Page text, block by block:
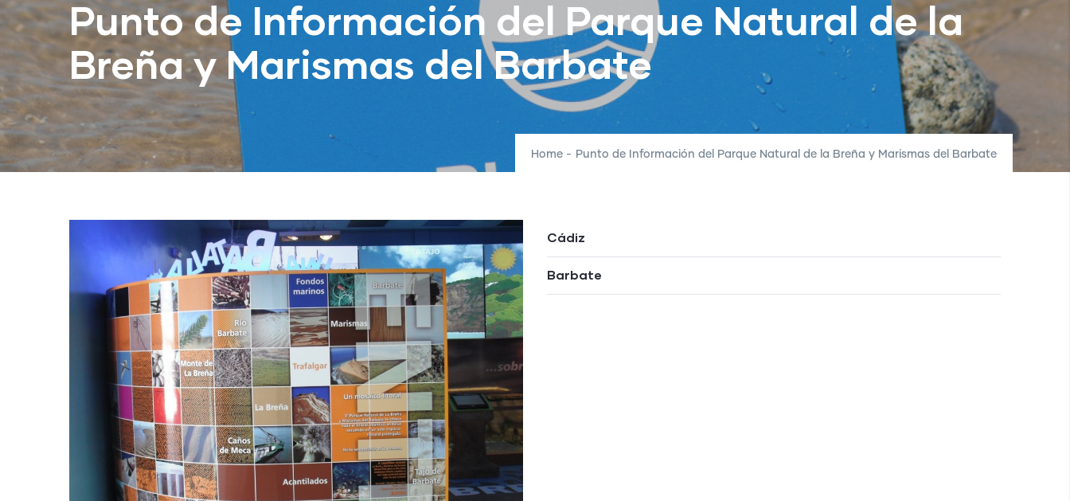
Punto de Información del Parque Natural de la
Breña y Marismas del Barbate
Home - Punto de Información del Parque Natural de la Breña y Marismas del Barbate
Cádiz
Barbate